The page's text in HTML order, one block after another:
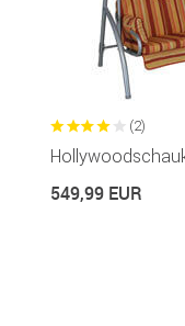
(2)
549,99 EUR